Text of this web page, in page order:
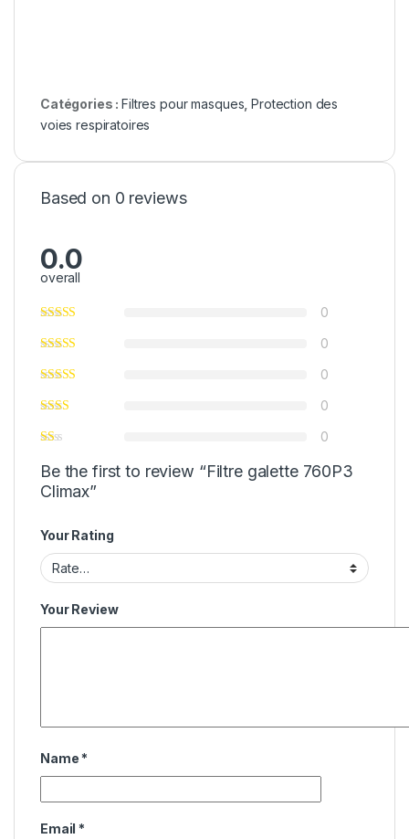
Catégories :Filtres pour masques ,Protection des
voies respiratoires
Based on 0 reviews
0.0
overall
0
0
0
0
0
Be the first to review “Filtre galette 760P3
Climax”
Your Rating
Your Review
Name *
Email *